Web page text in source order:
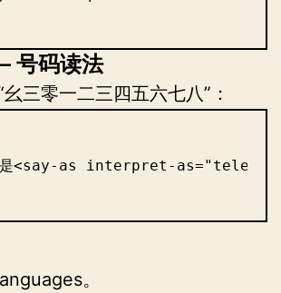
号码读法
三零一二三四五六七八”：
是<say-as interpret-
。